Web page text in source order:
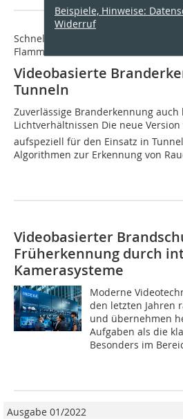
Beispiele, Hinweise:
Widerruf
Schnelle und zuverlässige
Flammen
Videobasierte
Tunneln
Zuverlässige Branderkennung auch
Lichtverhältnissen Die neue Version
aufspeziell für den Einsatz in
Algorithmen zur Erkennung von
Videobasierter
Früherkennung durch
Kamerasysteme
Moderne
den letzten Jahren
und übernehmen
Aufgaben als die
Besonders im
Ausgabe 01/2022